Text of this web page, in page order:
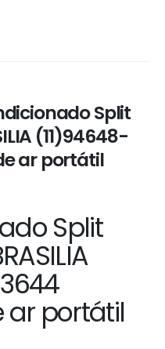
Split
(11)94648-
ar portátil
Split
ar portátil